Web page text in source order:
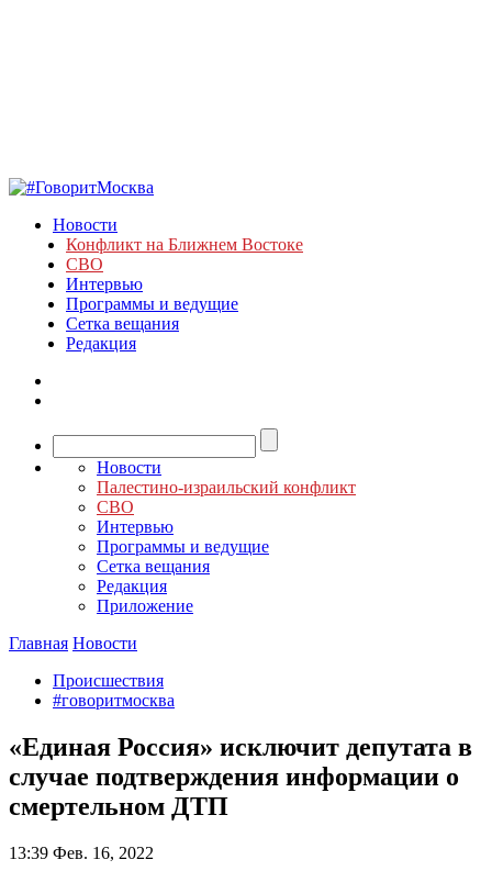
Новости
Конфликт на Ближнем Востоке
СВО
Интервью
Программы и ведущие
Сетка вещания
Редакция
Новости
Палестино-израильский конфликт
СВО
Интервью
Программы и ведущие
Сетка вещания
Редакция
Приложение
Главная Новости
Происшествия
#говоритмосква
«Единая Россия» исключит депутата в
случае подтверждения информации о
смертельном ДТП
13:39 Фев. 16, 2022